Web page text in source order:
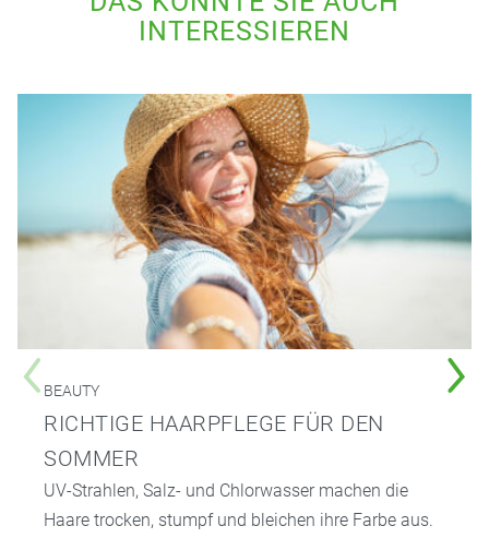
INTERESSIEREN
BEAUTY
RICHTIGE HAARPFLEGE FÜR DEN
SOMMER
UV-Strahlen, Salz- und Chlorwasser machen die
Haare trocken, stumpf und bleichen ihre Farbe aus.